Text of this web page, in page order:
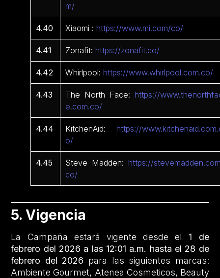
m/
4.40 Xiaomi :https://www.mi.com/co/
4.41 Zonafit:https://zonafit.co/
4.42 Whirlpool:https://www.whirlpool.com.co/
4.43 The North Face:https://
e.com.co/
4.44 KitchenAid:https://
o/
4.45 Steve Madden:https://
co/
5. Vigencia
La Campaña estará vigente desde el
1 de
febrero del 2026 a las 12:01 a.m. hasta el 28 de
febrero del 2026 para las siguientes marcas:
Ambiente Gourmet, Atenea Cosmeticos, Beauty